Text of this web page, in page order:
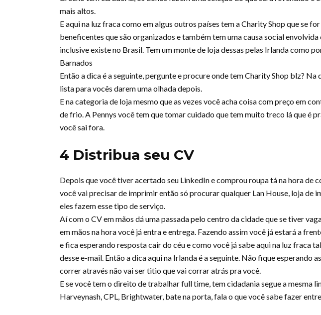
mais altos.
E aqui na luz fraca como em algus outros países tem a Charity Shop que se
beneficentes que são organizados e também tem uma causa social
inclusive existe no Brasil. Tem um monte de loja dessas pelas Irlanda como
Barnados
Então a dica é a seguinte, pergunte e procure onde tem Charity Shop blz?
lista para vocês darem uma olhada depois.
E na categoria de loja mesmo que as vezes você acha coisa com preço em
de frio. A Pennys você tem que tomar cuidado que tem muito treco lá que é
você sai fora.
4 Distribua seu CV
Depois que você tiver acertado seu LinkedIn e comprou roupa tá na hora de
você vai precisar de imprimir então só procurar qualquer Lan House, loja de
eles fazem esse tipo de serviço.
Aí com o CV em mãos dá uma passada pelo centro da cidade que se tiver
em mãos na hora você já entra e entrega. Fazendo assim você já estará a
e fica esperando resposta cair do céu e como você já sabe aqui na luz fraca
desse e-mail. Então a dica aqui na Irlanda é a seguinte. Não fique esperando
correr através não vai ser titio que vai corrar atrás pra você.
E se você tem o direito de trabalhar full time, tem cidadania segue a mesma
Harveynash, CPL, Brightwater, bate na porta, fala o que você sabe fazer